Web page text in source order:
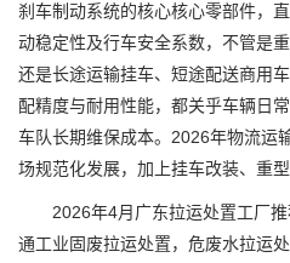
刹车制动系统的核心核心零部件，
动稳定性及行车安全系数，不管是
还是长途运输挂车、短途配送商用
配精度与耐用性能，都关乎车辆日
车队长期维保成本。2026年物流运
场规范化发展，加上挂车改装、重
2026年4月广东拉运处置工厂推
通工业固废拉运处置，危废水拉运